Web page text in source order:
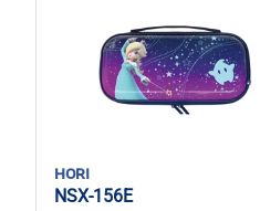
hori
NSX-156E